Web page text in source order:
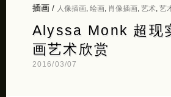
插画/ 人像插画, 绘画, 肖像插画, 艺术, 艺
Alyssa Monk 超现
画艺术欣赏
2016/03/07